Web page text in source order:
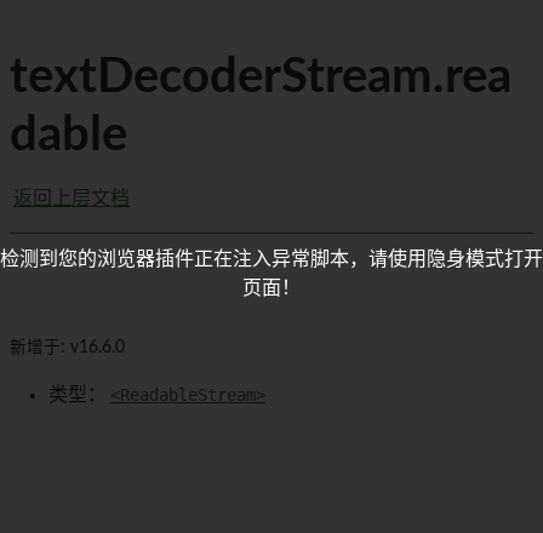
textDecoderStream.rea
dable
返回上层文档
新增于: v16.6.0
类型： <ReadableStream>
检测到您的浏览器插件正在注入异常脚本，请使用隐身模式打开
页面！